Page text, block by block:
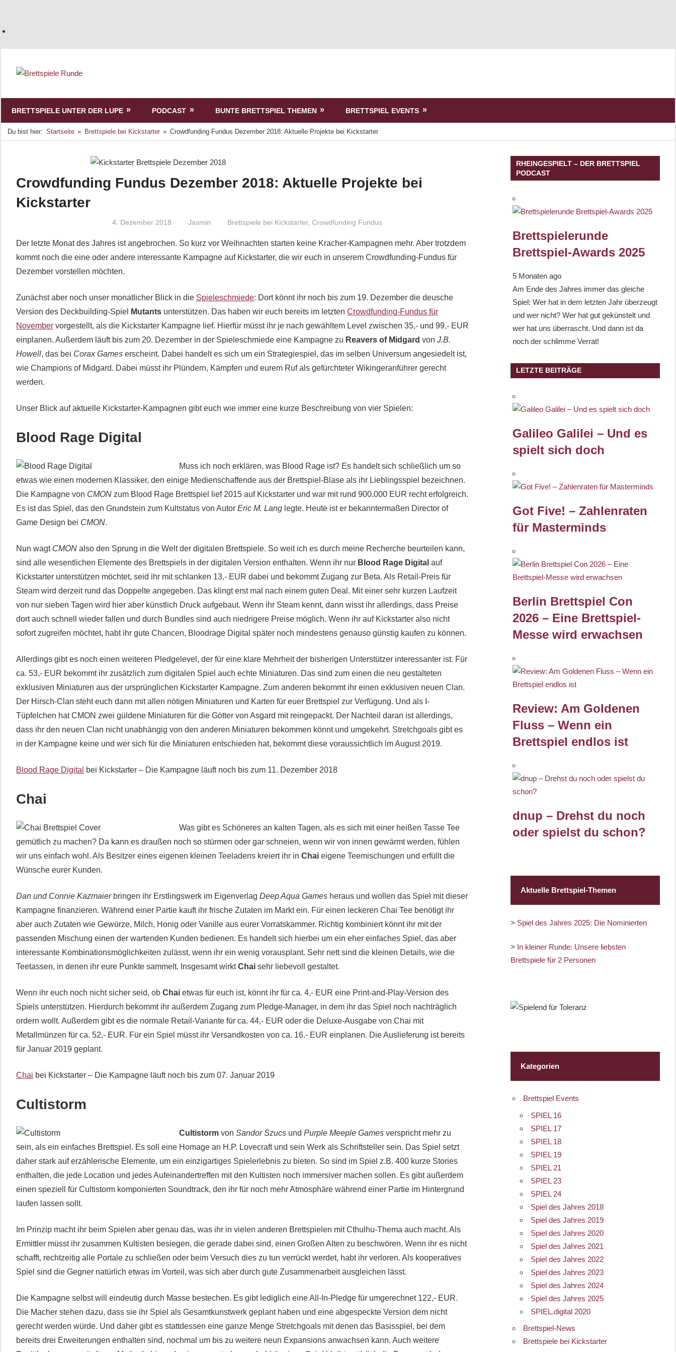
BRETTSPIELE UNTER DER LUPE PODCAST BUNTE BRETTSPIEL THEMEN BRETTSPIEL EVENTS
Du bist hier: Startseite Brettspiele bei Kickstarter Crowdfunding Fundus Dezember 2018: Aktuelle Projekte bei Kickstarter
Crowdfunding Fundus Dezember 2018: Aktuelle Projekte bei
Kickstarter
4. Dezember 2018 Jasmin Brettspiele bei Kickstarter, Crowdfunding Fundus
Der letzte Monat des Jahres ist angebrochen. So kurz vor Weihnachten starten keine Kracher-Kampagnen mehr. Aber trotzdem
kommt noch die eine oder andere interessante Kampagne auf Kickstarter, die wir euch in unserem Crowdfunding-Fundus für
Dezember vorstellen möchten.
Zunächst aber noch unser monatlicher Blick in die Spieleschmiede: Dort könnt ihr noch bis zum 19. Dezember die deusche
Version des Deckbuilding-Spiel
Mutants unterstützen. Das haben wir euch bereits im letzten Crowdfunding-Fundus für
November vorgestellt, als die Kickstarter Kampagne lief. Hierfür müsst ihr je nach gewähltem Level zwischen 35,- und 99,- EUR
einplanen. Außerdem läuft bis zum 20. Dezember in der Spieleschmiede eine Kampagne zu Reavers of Midgard von J.B.
Howell, das bei Corax Games erscheint. Dabei handelt es sich um ein Strategiespiel, das im selben Universum angesiedelt ist,
wie Champions of Midgard. Dabei müsst ihr Plündern, Kämpfen und eurem Ruf als gefürchteter Wikingeranführer gerecht
werden.
Unser Blick auf aktuelle Kickstarter-Kampagnen gibt euch wie immer eine kurze Beschreibung von vier Spielen:
Blood Rage Digital
Muss ich noch erklären, was Blood Rage ist? Es handelt sich schließlich um so
etwas wie einen modernen Klassiker, den einige Medienschaffende aus der Brettspiel-Blase als ihr Lieblingsspiel bezeichnen.
Die Kampagne von CMON zum Blood Rage Brettspiel lief 2015 auf Kickstarter und war mit rund 900.000 EUR recht erfolgreich.
Es ist das Spiel, das den Grundstein zum Kultstatus von Autor Eric M. Lang legte. Heute ist er bekanntermaßen Director of
Game Design bei CMON.
Nun wagt CMON also den Sprung in die Welt der digitalen Brettspiele. So weit ich es durch meine Recherche beurteilen kann,
sind alle wesentlichen Elemente des Brettspiels in der digitalen Version enthalten. Wenn ihr nur Blood Rage Digital auf
Kickstarter unterstützen möchtet, seid ihr mit schlanken 13,- EUR dabei und bekommt Zugang zur Beta. Als Retail-Preis für
Steam wird derzeit rund das Doppelte angegeben. Das klingt erst mal nach einem guten Deal. Mit einer sehr kurzen Laufzeit
von nur sieben Tagen wird hier aber künstlich Druck aufgebaut. Wenn ihr Steam kennt, dann wisst ihr allerdings, dass Preise
dort auch schnell wieder fallen und durch Bundles sind auch niedrigere Preise möglich. Wenn ihr auf Kickstarter also nicht
sofort zugreifen möchtet, habt ihr gute Chancen, Bloodrage Digital später noch mindestens genauso günstig kaufen zu können.
Allerdings gibt es noch einen weiteren Pledgelevel, der für eine klare Mehrheit der bisherigen Unterstützer interessanter ist. Für
ca. 53,- EUR bekommt ihr zusätzlich zum digitalen Spiel auch echte Miniaturen. Das sind zum einen die neu gestalteten
exklusiven Miniaturen aus der ursprünglichen Kickstarter Kampagne. Zum anderen bekommt ihr einen exklusiven neuen Clan.
Der Hirsch-Clan steht euch dann mit allen nötigen Miniaturen und Karten für euer Brettspiel zur Verfügung. Und als I-
Tüpfelchen hat CMON zwei güldene Miniaturen für die Götter von Asgard mit reingepackt. Der Nachteil daran ist allerdings,
dass ihr den neuen Clan nicht unabhängig von den anderen Miniaturen bekommen könnt und umgekehrt. Stretchgoals gibt es
in der Kampagne keine und wer sich für die Miniaturen entschieden hat, bekommt diese voraussichtlich im August 2019.
Blood Rage Digital bei Kickstarter – Die Kampagne läuft noch bis zum 11. Dezember 2018
Chai
Was gibt es Schöneres an kalten Tagen, als es sich mit einer heißen Tasse Tee
gemütlich zu machen? Da kann es draußen noch so stürmen oder gar schneien, wenn wir von innen gewärmt werden, fühlen
wir uns einfach wohl. Als Besitzer eines eigenen kleinen Teeladens kreiert ihr in Chai eigene Teemischungen und erfüllt die
Wünsche eurer Kunden.
Dan und Connie Kazmaierbringen ihr Erstlingswerk im Eigenverlag Deep Aqua Games heraus und wollen das Spiel mit dieser
Kampagne finanzieren. Während einer Partie kauft ihr frische Zutaten im Markt ein. Für einen leckeren Chai Tee benötigt ihr
aber auch Zutaten wie Gewürze, Milch, Honig oder Vanille aus eurer Vorratskammer. Richtig kombiniert könnt ihr mit der
passenden Mischung einen der wartenden Kunden bedienen. Es handelt sich hierbei um ein eher einfaches Spiel, das aber
interessante Kombinationsmöglichkeiten zulässt, wenn ihr ein wenig vorausplant. Sehr nett sind die kleinen Details, wie die
Teetassen, in denen ihr eure Punkte sammelt. Insgesamt wirktChai sehr liebevoll gestaltet.
Wenn ihr euch noch nicht sicher seid, ob Chai etwas für euch ist, könnt ihr für ca. 4,- EUR eine Print-and-Play-Version des
Spiels unterstützen. Hierdurch bekommt ihr außerdem Zugang zum Pledge-Manager, in dem ihr das Spiel noch nachträglich
ordern wollt. Außerdem gibt es die normale Retail-Variante für ca. 44,- EUR oder die Deluxe-Ausgabe von Chai mit
Metallmünzen für ca. 52,- EUR. Für ein Spiel müsst ihr Versandkosten von ca. 16.- EUR einplanen. Die Auslieferung ist bereits
für Januar 2019 geplant.
Chai bei Kickstarter – Die Kampagne läuft noch bis zum 07. Januar 2019
Cultistorm
Cultistorm von Sandor Szucs und Purple Meeple Games verspricht mehr zu
sein, als ein einfaches Brettspiel. Es soll eine Homage an H.P. Lovecraft und sein Werk als Schriftsteller sein. Das Spiel setzt
daher stark auf erzählerische Elemente, um ein einzigartiges Spielerlebnis zu bieten. So sind im Spiel z.B. 400 kurze Stories
enthalten, die jede Location und jedes Aufeinandertreffen mit den Kultisten noch immersiver machen sollen. Es gibt außerdem
einen speziell für Cultistorm komponierten Soundtrack, den ihr für noch mehr Atmosphäre während einer Partie im Hintergrund
laufen lassen sollt.
Im Prinzip macht ihr beim Spielen aber genau das, was ihr in vielen anderen Brettspielen mit Cthulhu-Thema auch macht. Als
Ermittler müsst ihr zusammen Kultisten besiegen, die gerade dabei sind, einen Großen Alten zu beschwören. Wenn ihr es nicht
schafft, rechtzeitig alle Portale zu schließen oder beim Versuch dies zu tun verrückt werdet, habt ihr verloren. Als kooperatives
Spiel sind die Gegner natürlich etwas im Vorteil, was sich aber durch gute Zusammenarbeit ausgleichen lässt.
Die Kampagne selbst will eindeutig durch Masse bestechen. Es gibt lediglich eine All-In-Pledge für umgerechnet 122,- EUR.
Die Macher stehen dazu, dass sie ihr Spiel als Gesamtkunstwerk geplant haben und eine abgespeckte Version dem nicht
gerecht werden würde. Und daher gibt es stattdessen eine ganze Menge Stretchgoals mit denen das Basisspiel, bei dem
bereits drei Erweiterungen enthalten sind, nochmal um bis zu weitere neun Expansions anwachsen kann. Auch weitere
RHEINGESPIELT – DER BRETTSPIEL
PODCAST
Brettspielerunde
Brettspiel-Awards 2025
5 Monaten ago
Am Ende des Jahres immer das gleiche
Spiel: Wer hat in dem letzten Jahr überzeugt
und wer nicht? Wer hat gut gekünstelt und
wer hat uns überrascht. Und dann ist da
noch der schlimme Verrat!
LETZTE BEITRÄGE
Galileo Galilei – Und es
spielt sich doch
Got Five! – Zahlenraten
für Masterminds
Berlin Brettspiel Con
2026 – Eine Brettspiel-
Messe wird erwachsen
Review: Am Goldenen
Fluss – Wenn ein
Brettspiel endlos ist
dnup – Drehst du noch
oder spielst du schon?
Aktuelle Brettspiel-Themen
> Spiel des Jahres 2025: Die Nominierten
> In kleiner Runde: Unsere liebsten
Brettspiele für 2 Personen
Kategorien
Brettspiel Events
SPIEL 16
SPIEL 17
SPIEL 18
SPIEL 19
SPIEL 21
SPIEL 23
SPIEL 24
Spiel des Jahres 2018
Spiel des Jahres 2019
Spiel des Jahres 2020
Spiel des Jahres 2021
Spiel des Jahres 2022
Spiel des Jahres 2023
Spiel des Jahres 2024
Spiel des Jahres 2025
SPIEL.digital 2020
Brettspiel-News
Brettspiele bei Kickstarter